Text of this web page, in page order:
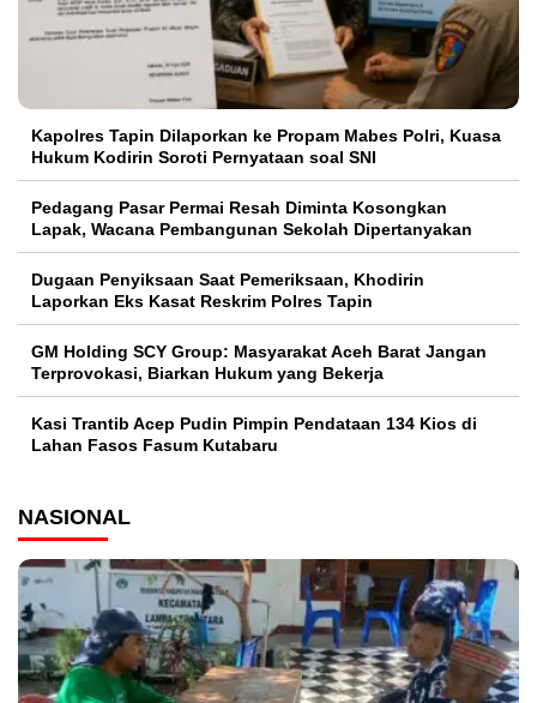
Kapolres Tapin Dilaporkan ke Propam Mabes Polri, Kuasa
Hukum Kodirin Soroti Pernyataan soal SNI
Pedagang Pasar Permai Resah Diminta Kosongkan
Lapak, Wacana Pembangunan Sekolah Dipertanyakan
Dugaan Penyiksaan Saat Pemeriksaan, Khodirin
Laporkan Eks Kasat Reskrim Polres Tapin
GM Holding SCY Group: Masyarakat Aceh Barat Jangan
Terprovokasi, Biarkan Hukum yang Bekerja
Kasi Trantib Acep Pudin Pimpin Pendataan 134 Kios di
Lahan Fasos Fasum Kutabaru
NASIONAL